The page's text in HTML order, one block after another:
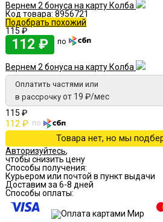
Вернем 2 бонуса на карту Колба
Код товара: 8956721
Подобрать похожий
115 ₽
112 ₽ по
Вернем 2 бонуса на карту Колба
Оплатить частями или
в рассрочку от 19 ₽/мес
115 ₽
112 ₽ по
Товара нет, но мы
Авторизуйтесь,
чтобы снизить цену
Способы получения:
Курьером или почтой в пункт выдачи
Доставим за 6-8 дней
Способы оплаты: